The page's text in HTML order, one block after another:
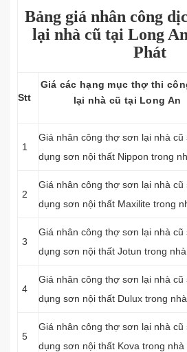
Bảng giá nhân công
lại nhà cũ tại Long
Phát
Stt
Giá các hạng mục thợ thi
lại nhà cũ tại Long An
1
Giá nhân công thợ sơn lại nhà cũ
dụng sơn nội thất Nippon trong
2
Giá nhân công thợ sơn lại nhà cũ
dụng sơn nội thất Maxilite trong
3
Giá nhân công thợ sơn lại nhà cũ
dụng sơn nội thất Jotun trong nhà
4
Giá nhân công thợ sơn lại nhà cũ
dụng sơn nội thất Dulux trong nhà
5
Giá nhân công thợ sơn lại nhà cũ
dụng sơn nội thất Kova trong nhà